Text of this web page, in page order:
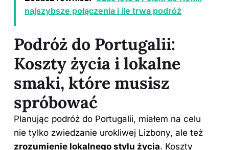
najszybsze połączenia i ile trwa podróż
Podróż do Portugalii:
Koszty życia i lokalne
smaki, które musisz
spróbować
Planując podróż do Portugalii, miałem na celu
nie tylko zwiedzanie urokliwej Lizbony, ale też
zrozumienie lokalnego stylu życia. Koszty